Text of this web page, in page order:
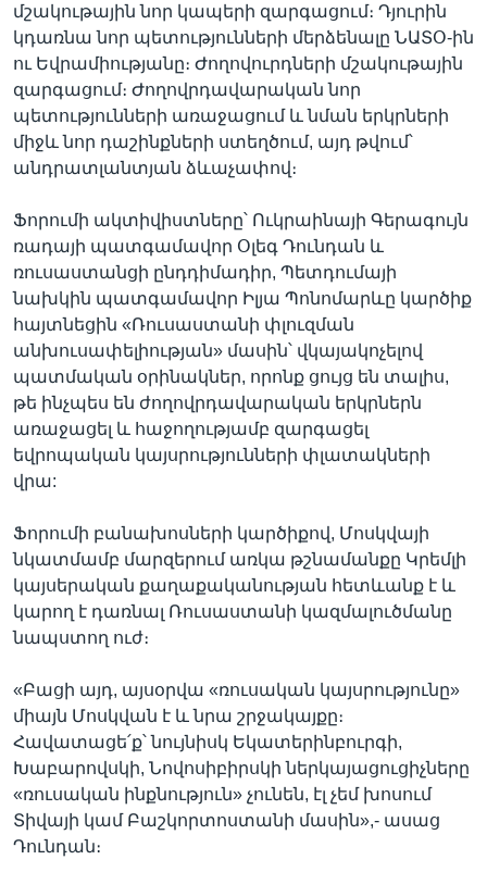
մշակութային նոր կապերի զարգացում։ Դյուրին
կդառնա նոր պետությունների մերձենալը ՆԱՏՕ-ին
ու Եվրամիությանը։ Ժողովուրդների մշակութային
զարգացում։ Ժողովրդավարական նոր
պետությունների առաջացում և նման երկրների
միջև նոր դաշինքների ստեղծում, այդ թվում՝
անդրատլանտյան ձևաչափով։
Ֆորումի ակտիվիստները՝ Ուկրաինայի Գերագույն
ռադայի պատգամավոր Օլեգ Դունդան և
ռուսաստանցի ընդդիմադիր, Պետդումայի
նախկին պատգամավոր Իլյա Պոնոմարևը կարծիք
հայտնեցին «Ռուսաստանի փլուզման
անխուսափելիության» մասին՝ վկայակոչելով
պատմական օրինակներ, որոնք ցույց են տալիս,
թե ինչպես են ժողովրդավարական երկրներն
առաջացել և հաջողությամբ զարգացել
եվրոպական կայսրությունների փլատակների
վրա:
Ֆորումի բանախոսների կարծիքով, Մոսկվայի
նկատմամբ մարզերում առկա թշնամանքը Կրեմլի
կայսերական քաղաքականության հետևանք է և
կարող է դառնալ Ռուսաստանի կազմալուծմանը
նապստող ուժ։
«Բացի այդ, այսօրվա «ռուսական կայսրությունը»
միայն Մոսկվան է և նրա շրջակայքը։
Հավատացե՛ք՝ նույնիսկ Եկատերինբուրգի,
Խաբարովսկի, Նովոսիբիրսկի ներկայացուցիչները
«ռուսական ինքնություն» չունեն, էլ չեմ խոսում
Տիվայի կամ Բաշկորտոստանի մասին»,- ասաց
Դունդան։